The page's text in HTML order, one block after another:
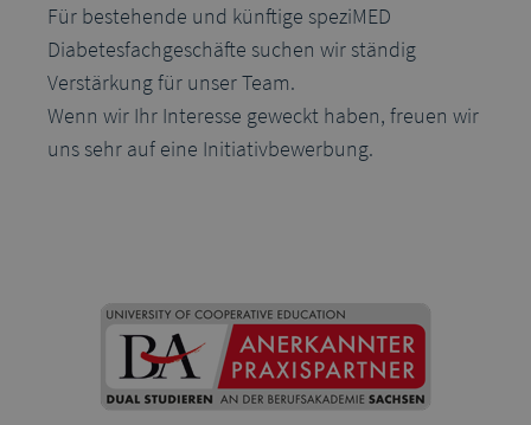
Für bestehende und künftige speziMED
Diabetesfachgeschäfte suchen wir ständig
Verstärkung für unser Team.
Wenn wir Ihr Interesse geweckt haben, freuen wir
uns sehr auf eine Initiativbewerbung.